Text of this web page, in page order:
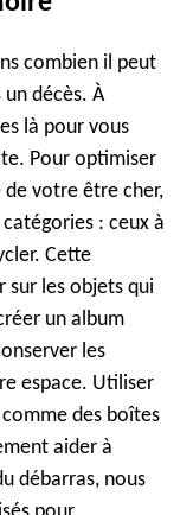
combien il peut
décès. À
là pour vous
Pour optimiser
votre être cher,
: ceux à
Cette
sur les objets qui
un album
les
espace. Utiliser
des boîtes
aider à
débarras, nous